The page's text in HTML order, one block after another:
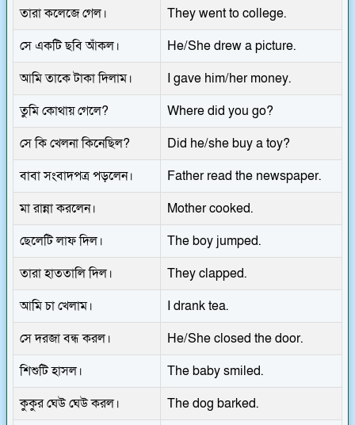
তারা কলেজে গেল।
They went to college.
সে একটি ছবি আঁকল।
He/She drew a picture.
আমি তাকে টাকা দিলাম।
I gave him/her money.
তুমি কোথায় গেলে?
Where did you go?
সে কি খেলনা কিনেছিল?
Did he/she buy a toy?
বাবা সংবাদপত্র পড়লেন।
Father read the newspaper.
মা রান্না করলেন।
Mother cooked.
ছেলেটি লাফ দিল।
The boy jumped.
তারা হাততালি দিল।
They clapped.
আমি চা খেলাম।
I drank tea.
সে দরজা বন্ধ করল।
He/She closed the door.
শিশুটি হাসল।
The baby smiled.
কুকুর ঘেউ ঘেউ করল।
The dog barked.